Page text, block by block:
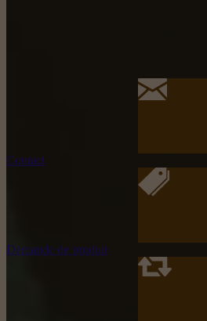
Contact
Demande de produit